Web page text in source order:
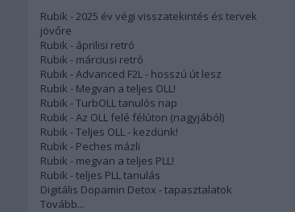
Rubik - 2025 év végi visszatekintés és tervek
jövőre
Rubik - áprilisi retró
Rubik - márciusi retró
Rubik - Advanced F2L - hosszú út lesz
Rubik - Megvan a teljes OLL!
Rubik - TurbOLL tanulós nap
Rubik - Az OLL felé félúton (nagyjából)
Rubik - Teljes OLL - kezdünk!
Rubik - Peches mázli
Rubik - megvan a teljes PLL!
Rubik - teljes PLL tanulás
Digitális Dopamin Detox - tapasztalatok
Tovább...